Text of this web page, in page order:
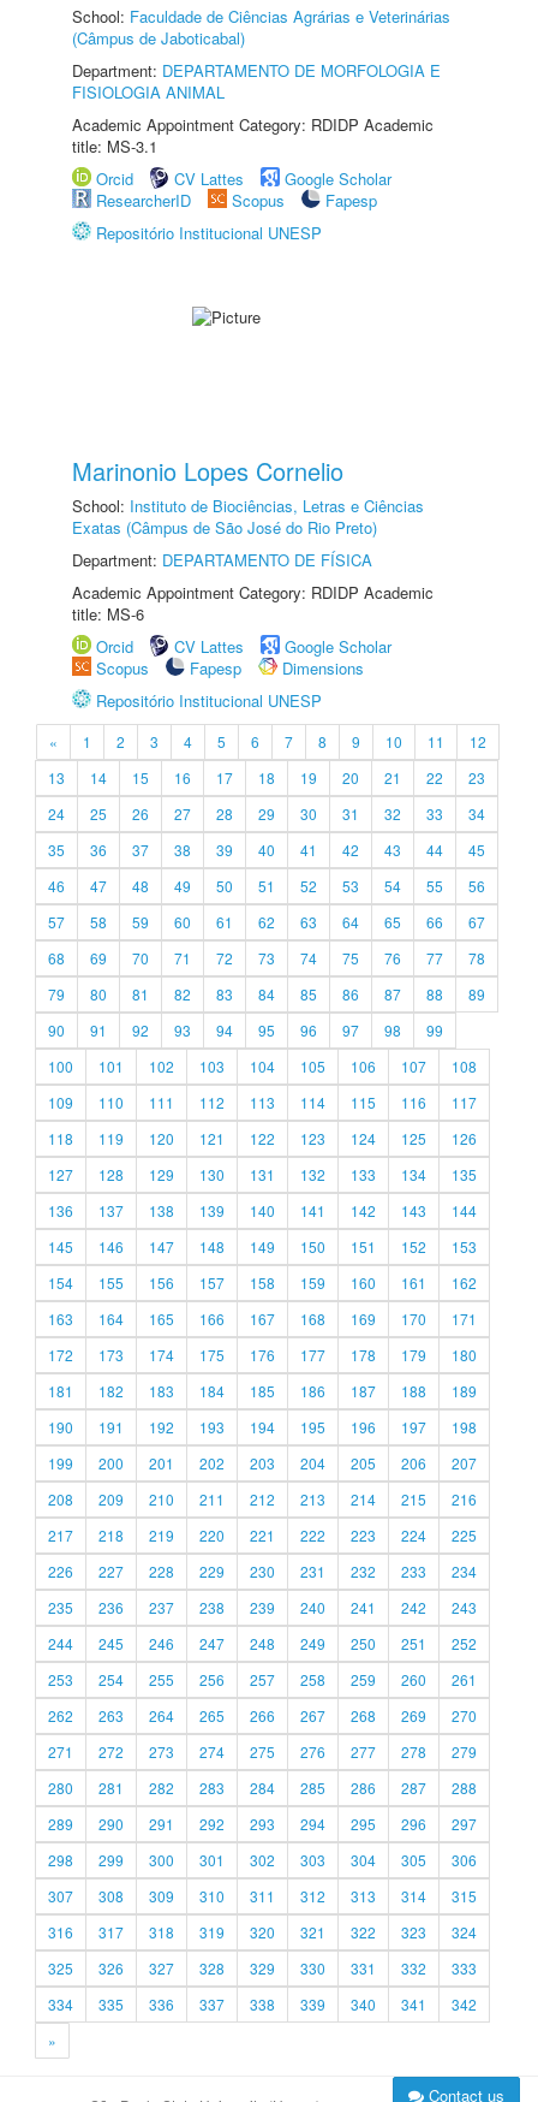
School: Faculdade de Ciências Agrárias e Veterinárias
(Câmpus de Jaboticabal)
Department: DEPARTAMENTO DE MORFOLOGIA E
FISIOLOGIA ANIMAL
Academic Appointment Category: RDIDP Academic
title: MS-3.1
Orcid
CV Lattes
Google Scholar
ResearcherID
Scopus
Fapesp
Repositório Institucional UNESP
Marinonio Lopes Cornelio
School: Instituto de Biociências, Letras e Ciências
Exatas (Câmpus de São José do Rio Preto)
Department: DEPARTAMENTO DE FÍSICA
Academic Appointment Category: RDIDP Academic
title: MS-6
Orcid
CV Lattes
Google Scholar
Scopus
Fapesp
Dimensions
Repositório Institucional UNESP
« 1 2 3 4 5 6 7 8 9 10 11
12
13
14 15 16 17 18 19 20 21 22
23
24
25 26 27 28 29 30 31 32 33
34
35
36 37 38 39 40 41 42 43 44
45
46
47 48 49 50 51 52 53 54 55
56
57
58 59 60 61 62 63 64 65 66
67
68
69 70 71 72 73 74 75 76 77
78
79
80 81 82 83 84 85 86 87 88
89
90
91 92 93 94 95 96 97 98
99
100
101 102 103 104 105 106 107
108
109
110 111 112 113 114 115 116
117
118
119 120 121 122 123 124 125
126
127
128 129 130 131 132 133 134
135
136
137 138 139 140 141 142 143
144
145
146 147 148 149 150 151 152
153
154
155 156 157 158 159 160 161
162
163
164 165 166 167 168 169 170
171
172
173 174 175 176 177 178 179
180
181
182 183 184 185 186 187 188
189
190
191 192 193 194 195 196 197
198
199
200 201 202 203 204 205 206
207
208
209 210 211 212 213 214 215
216
217
218 219 220 221 222 223 224
225
226
227 228 229 230 231 232 233
234
235
236 237 238 239 240 241 242
243
244
245 246 247 248 249 250 251
252
253
254 255 256 257 258 259 260
261
262
263 264 265 266 267 268 269
270
271
272 273 274 275 276 277 278
279
280
281 282 283 284 285 286 287
288
289
290 291 292 293 294 295 296
297
298
299 300 301 302 303 304 305
306
307
308 309 310 311 312 313 314
315
316
317 318 319 320 321 322 323
324
325
326 327 328 329 330 331 332
333
334
335 336 337 338 339 340 341
342
»
Contact us